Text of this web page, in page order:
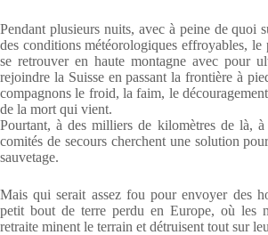
Pendant plusieurs nuits, avec à peine de quoi
des conditions météorologiques effroyables, le
se retrouver en haute montagne avec pour
rejoindre la Suisse en passant la frontière à
compagnons le froid, la faim, le
de la mort qui vient.
Pourtant, à des milliers de kilomètres de là,
comités de secours cherchent une solution
sauvetage.
Mais qui serait assez fou pour envoyer des
petit bout de terre perdu en Europe, où les
retraite minent le terrain et détruisent tout sur